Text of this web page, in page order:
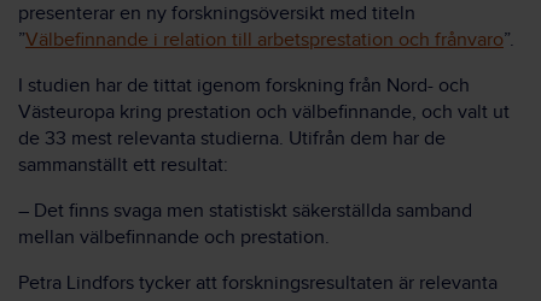
presenterar en ny forskningsöversikt med titeln
”Välbefinnande i relation till arbetsprestation och frånvaro”.
I studien har de tittat igenom forskning från Nord- och
Västeuropa kring prestation och välbefinnande, och valt ut
de 33 mest relevanta studierna. Utifrån dem har de
sammanställt ett resultat:
– Det finns svaga men statistiskt säkerställda samband
mellan välbefinnande och prestation.
Petra Lindfors tycker att forskningsresultaten är relevanta